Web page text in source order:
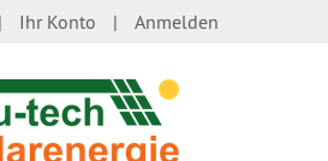
Ihr Konto Anmelden